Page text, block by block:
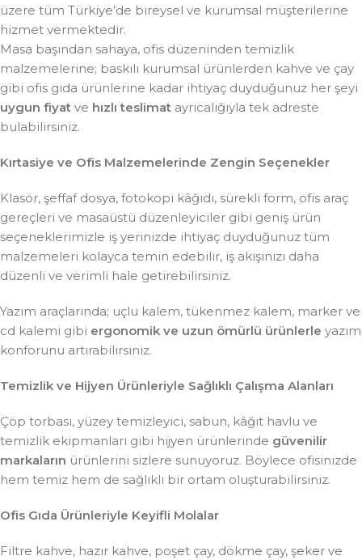
üzere tüm Türkiye’de bireysel ve kurumsal müşterilerine
hizmet vermektedir.
Masa başından sahaya, ofis düzeninden temizlik
malzemelerine; baskılı kurumsal ürünlerden kahve ve çay
gibi ofis gıda ürünlerine kadar ihtiyaç duyduğunuz her şeyi
uygun fiyat ve hızlı teslimat ayrıcalığıyla tek adreste
bulabilirsiniz.
Kırtasiye ve Ofis Malzemelerinde Zengin Seçenekler
Klasör, şeffaf dosya, fotokopi kâğıdı, sürekli form, ofis araç
gereçleri ve masaüstü düzenleyiciler gibi geniş ürün
seçeneklerimizle iş yerinizde ihtiyaç duyduğunuz tüm
malzemeleri kolayca temin edebilir, iş akışınızı daha
düzenli ve verimli hale getirebilirsiniz.
Yazım araçlarında; uçlu kalem, tükenmez kalem, marker ve
cd kalemi gibi ergonomik ve uzun ömürlü ürünlerle yazım
konforunu artırabilirsiniz.
Temizlik ve Hijyen Ürünleriyle Sağlıklı Çalışma Alanları
Çöp torbası, yüzey temizleyici, sabun, kâğıt havlu ve
temizlik ekipmanları gibi hijyen ürünlerinde güvenilir
markaların ürünlerini sizlere sunuyoruz. Böylece ofisinizde
hem temiz hem de sağlıklı bir ortam oluşturabilirsiniz.
Ofis Gıda Ürünleriyle Keyifli Molalar
Filtre kahve, hazır kahve, poşet çay, dökme çay, şeker ve